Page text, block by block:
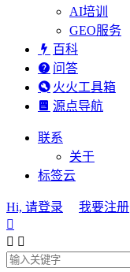
AI培训
GEO服务
百科
问答
火火工具箱
源点导航
联系
关于
标签云
Hi, 请登录 我要注册

 